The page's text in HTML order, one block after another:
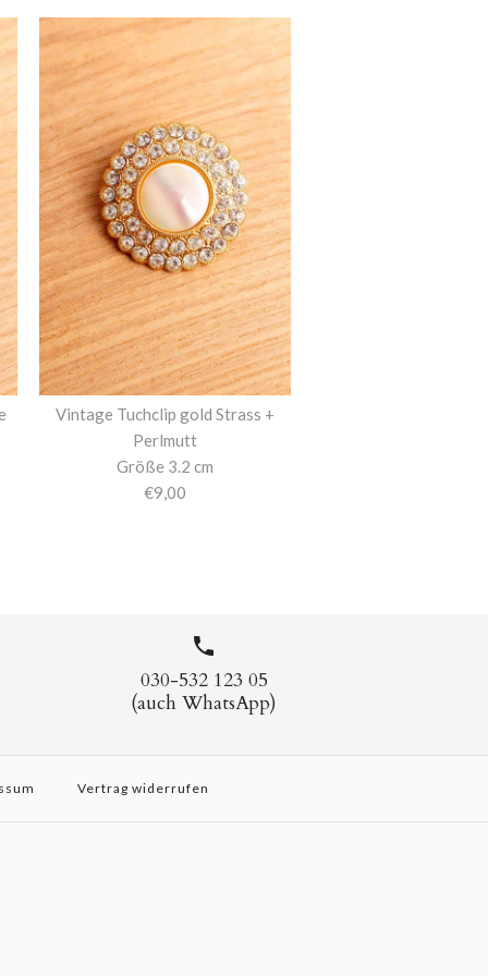
Vintage Tuchclip gold Strass +
Perlmutt
Größe 3.2 cm
€9,00
030-532 123 05
(auch WhatsApp)
Vertrag widerrufen